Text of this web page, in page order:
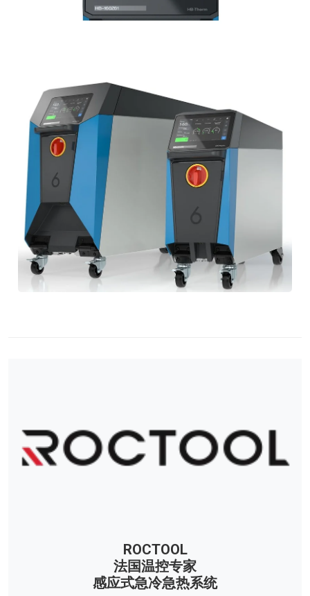
ROCTOOL
法国温控专家
感应式急冷急热系统